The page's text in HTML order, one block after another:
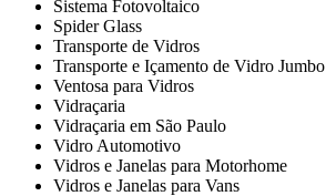
Sistema Fotovoltaico
Spider Glass
Transporte de Vidros
Transporte e Içamento de Vidro Jumbo
Ventosa para Vidros
Vidraçaria
Vidraçaria em São Paulo
Vidro Automotivo
Vidros e Janelas para Motorhome
Vidros e Janelas para Vans